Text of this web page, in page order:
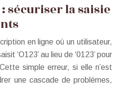
sécuriser la saisie
en ligne où un utilisateur,
‘O123’ au lieu de ‘0123’ pour
simple erreur, si elle n’est
une cascade de problèmes,